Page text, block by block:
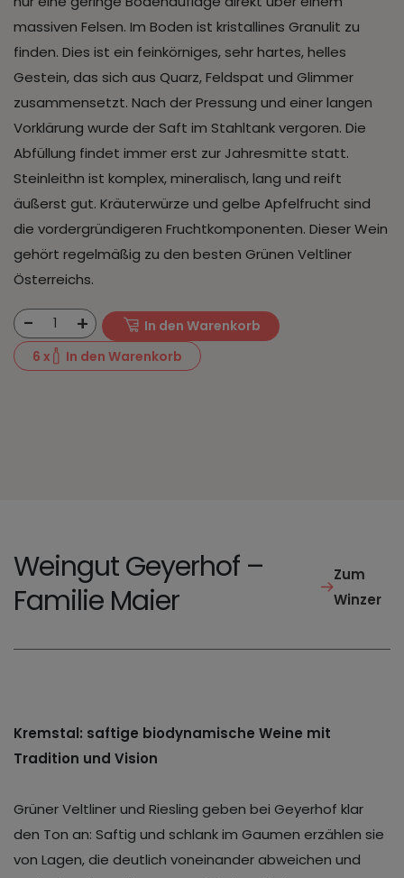
massiven Felsen. Im Boden ist kristallines Granulit zu
finden. Dies ist ein feinkörniges, sehr hartes, helles
Gestein, das sich aus Quarz, Feldspat und Glimmer
zusammensetzt. Nach der Pressung und einer langen
Vorklärung wurde der Saft im Stahltank vergoren. Die
Abfüllung findet immer erst zur Jahresmitte statt.
Steinleithn ist komplex, mineralisch, lang und reift
äußerst gut. Kräuterwürze und gelbe Apfelfrucht sind
die vordergründigeren Fruchtkomponenten. Dieser Wein
gehört regelmäßig zu den besten Grünen Veltliner
Österreichs.
- 1 +
In den Warenkorb
6 x In den Warenkorb
Weingut Geyerhof –
Familie Maier
Zum
Winzer
Kremstal: saftige biodynamische Weine mit
Tradition und Vision
Grüner Veltliner und Riesling geben bei Geyerhof klar
den Ton an: Saftig und schlank im Gaumen erzählen sie
von Lagen, die deutlich voneinander abweichen und